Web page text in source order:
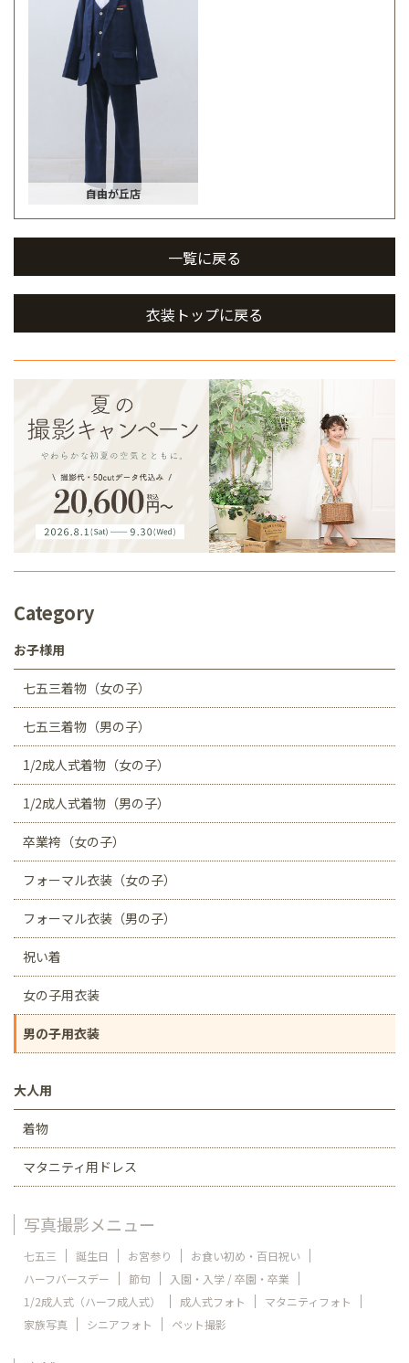
自由が丘店
一覧に戻る
衣装トップに戻る
Category
お子様用
七五三着物（女の子）
七五三着物（男の子）
1/2成人式着物（女の子）
1/2成人式着物（男の子）
卒業袴（女の子）
フォーマル衣装（女の子）
フォーマル衣装（男の子）
祝い着
女の子用衣装
男の子用衣装
大人用
着物
マタニティ用ドレス
写真撮影メニュー
七五三 誕生日 お宮参り
お食い初め・百日祝い
ハーフバースデー
節句
入園・入学 / 卒園・卒業
1/2成人式（ハーフ成人式）
成人式フォト
マタニティフォト
家族写真
シニアフォト ペット撮影